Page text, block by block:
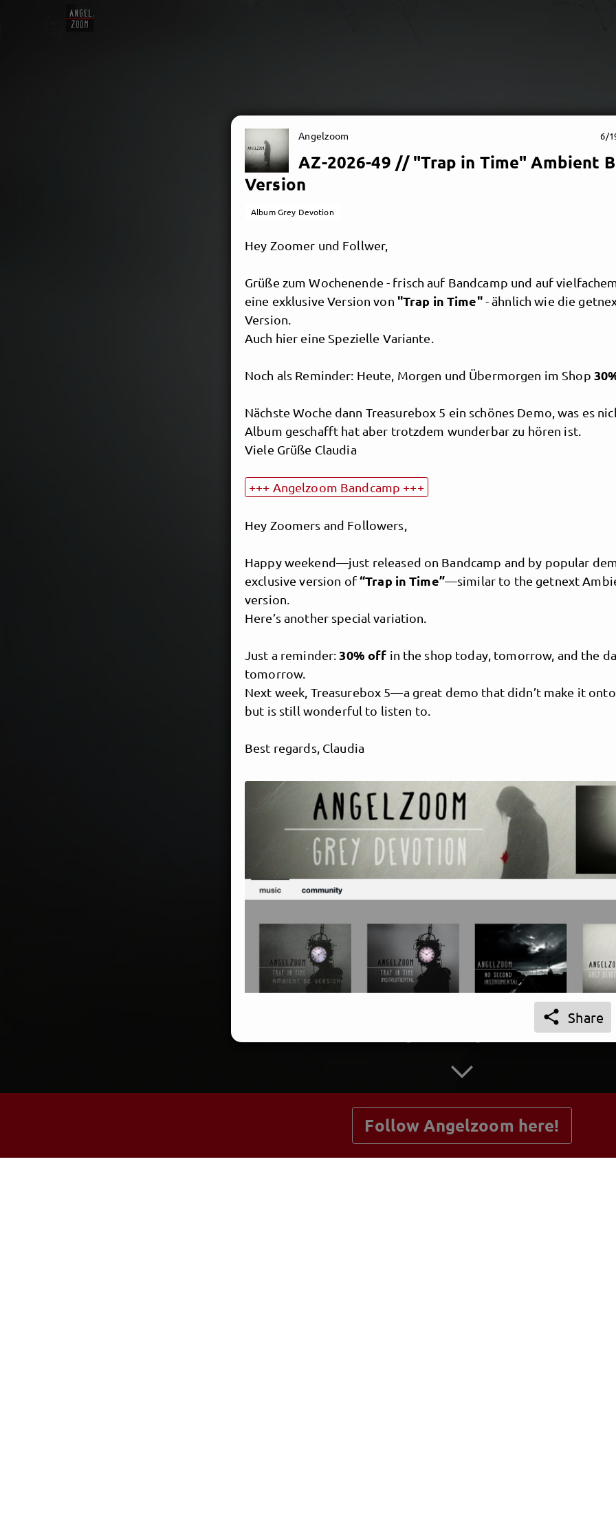
Angelzoom
ambient - darkwave - angelic
Follow Angelzoom here!
Angelzoom 6/
AZ-2026-49 // "Trap in Time" Ambient
Version
Album Grey Devotion
Hey Zoomer und Follwer,
Grüße zum Wochenende - frisch auf Bandcamp und auf
eine exklusive Version von "Trap in Time"- ähnlich wie die
Version.
Auch hier eine Spezielle Variante.
Noch als Reminder: Heute, Morgen und Übermorgen im Shop
Nächste Woche dann Treasurebox 5 ein schönes Demo, was es
Album geschafft hat aber trotzdem wunderbar zu hören ist.
Viele Grüße Claudia
+++ Angelzoom Bandcamp +++
Hey Zoomers and Followers,
Happy weekend—just released on Bandcamp and by popular
exclusive version of“Trap in Time”—similar to the getnext
version.
Here’s another special variation.
Just a reminder:30% off in the shop today, tomorrow, and the
tomorrow.
Next week, Treasurebox 5—a great demo that didn’t make it
but is still wonderful to listen to.
Best regards, Claudia
 Share